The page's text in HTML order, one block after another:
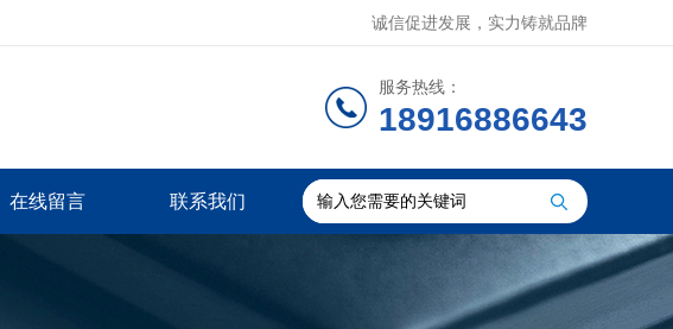
诚信促进发展，实力铸就品牌
服务热线：
18916886643
在线留言 联系我们